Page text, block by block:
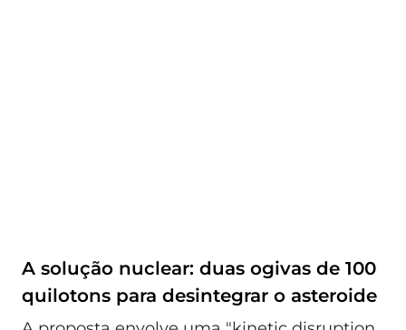
A solução nuclear: duas ogivas de 100
quilotons para desintegrar o asteroide